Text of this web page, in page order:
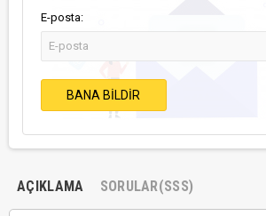
E-posta:
BANA BILDIR
AÇIKLAMA SORULAR(SSS)